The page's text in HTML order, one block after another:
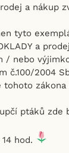
a nákup
tyto
a
/ nebo
č.100/2004
tohoto
ptáků
hod.